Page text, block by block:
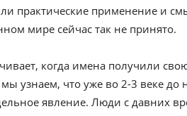
практические применение и
мире сейчас так не принято.
когда имена получили
мы узнаем, что уже во 2-3 веке
явление. Люди с давних